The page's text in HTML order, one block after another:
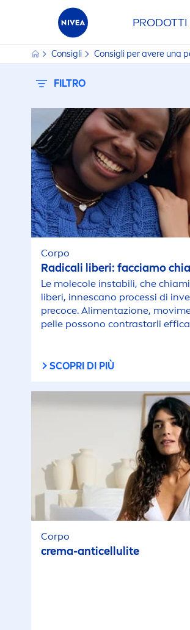
PRODOTTI
Consigli Consigli per avere una
FILTRO
Corpo
Radicali liberi: facciamo
Le molecole instabili, che
liberi,
precoce. Alimentazione, movi
pelle possono contrastarli
SCOPRI DI PIÙ
Corpo
crema-anticellulite